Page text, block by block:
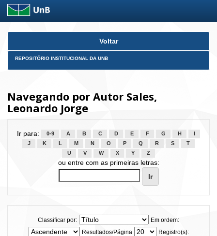
Skip
Voltar
REPOSITÓRIO INSTITUCIONAL DA UNB
Navegando por Autor Sales,
Leonardo Jorge
Ir para: 0-9 A B C D E F G H
J
K L M N O P Q R S
T
U
V W X Y Z
ou entre com as primeiras letras:
Classificar por:
Em ordem:
Resultados/Página
Registro(s):